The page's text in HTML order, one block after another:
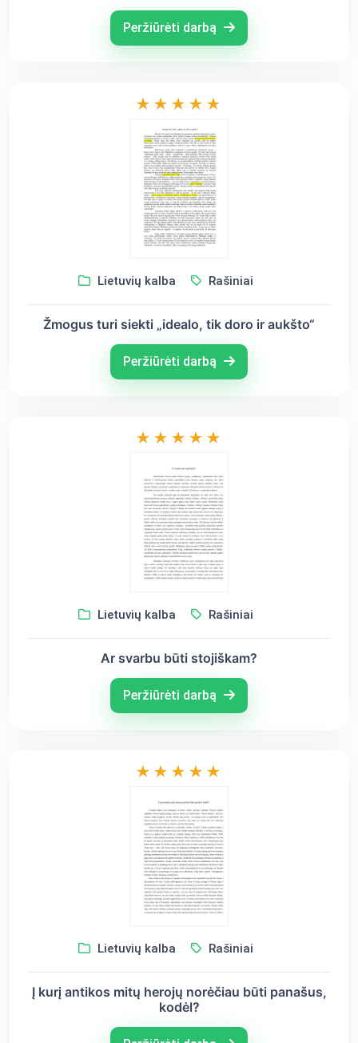
Peržiūrėti darbą
Lietuvių kalba Rašiniai
Žmogus turi siekti „idealo, tik doro ir aukšto“
Peržiūrėti darbą
Lietuvių kalba Rašiniai
Ar svarbu būti stojiškam?
Peržiūrėti darbą
Lietuvių kalba Rašiniai
Į kurį antikos mitų herojų norėčiau būti panašus,
kodėl?